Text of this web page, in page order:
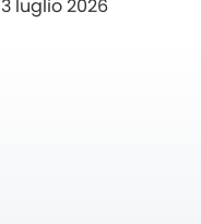
3 luglio 2026